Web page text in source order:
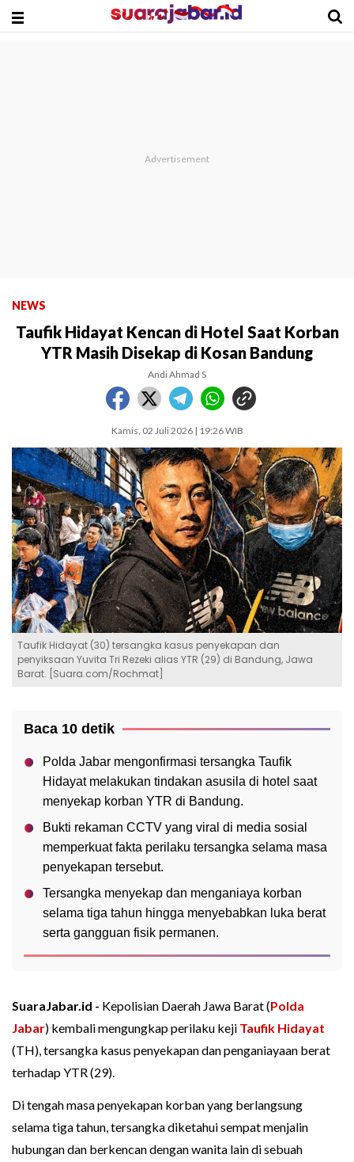
NEWS
Taufik Hidayat Kencan di Hotel Saat Korban
YTR Masih Disekap di Kosan Bandung
Andi Ahmad S
Kamis, 02 Juli 2026 | 19:26 WIB
Taufik Hidayat (30) tersangka kasus penyekapan dan
penyiksaan Yuvita Tri Rezeki alias YTR (29) di Bandung, Jawa
Barat. [Suara.com/Rochmat]
Baca 10 detik
Polda Jabar mengonfirmasi tersangka Taufik
Hidayat melakukan tindakan asusila di hotel saat
menyekap korban YTR di Bandung.
Bukti rekaman CCTV yang viral di media sosial
memperkuat fakta perilaku tersangka selama masa
penyekapan tersebut.
Tersangka menyekap dan menganiaya korban
selama tiga tahun hingga menyebabkan luka berat
serta gangguan fisik permanen.
SuaraJabar.id - Kepolisian Daerah Jawa Barat (Polda
Jabar) kembali mengungkap perilaku keji Taufik Hidayat
(TH), tersangka kasus penyekapan dan penganiayaan berat
terhadap YTR (29).
Di tengah masa penyekapan korban yang berlangsung
selama tiga tahun, tersangka diketahui sempat menjalin
hubungan dan berkencan dengan wanita lain di sebuah